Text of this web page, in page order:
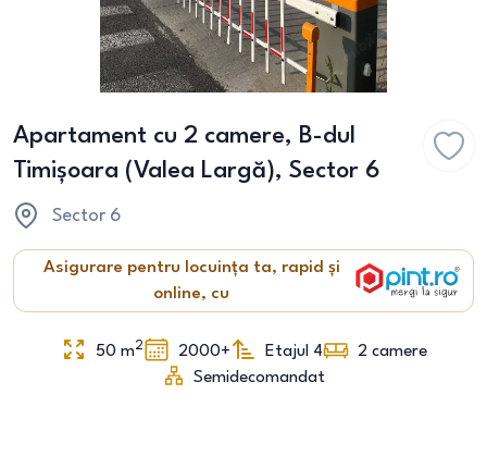
Apartament cu 2 camere, B-dul
Timișoara (Valea Largă), Sector 6
Sector 6
Asigurare pentru locuința ta, rapid și
online, cu
50 m2 2000+ Etajul 4 2 camere
Semidecomandat